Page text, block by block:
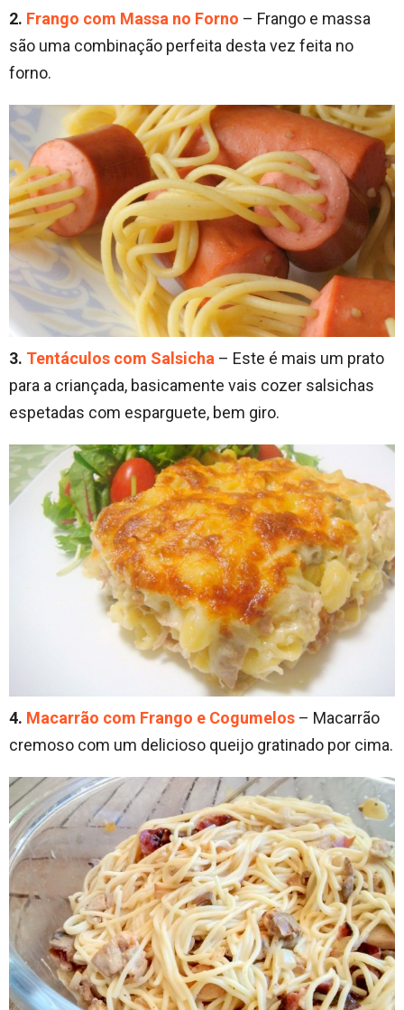
2. Frango com Massa no Forno – Frango e massa
são uma combinação perfeita desta vez feita no
forno.
3. Tentáculos com Salsicha – Este é mais um prato
para a criançada, basicamente vais cozer salsichas
espetadas com esparguete, bem giro.
4. Macarrão com Frango e Cogumelos – Macarrão
cremoso com um delicioso queijo gratinado por cima.